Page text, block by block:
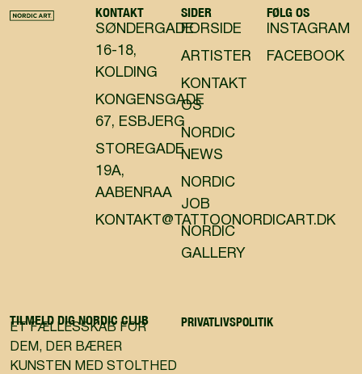
KONTAKT
SØNDERGADE
16-18,
KOLDING
KONGENSGADE
67, ESBJERG
STOREGADE
19A,
AABENRAA
KONTAKT@TATTOONORDICART.DK
SIDER
FORSIDE
ARTISTER
KONTAKT
OS
NORDIC
NEWS
NORDIC
JOB
NORDIC
GALLERY
FØLG OS
INSTAGRAM
FACEBOOK
TILMELD DIG NORDIC CLUB
ET FÆLLESSKAB FOR
DEM, DER BÆRER
KUNSTEN MED STOLTHED
PRIVATLIVSPOLITIK